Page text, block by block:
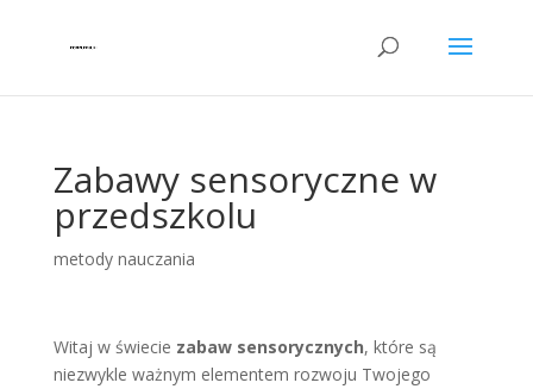
Zabawy sensoryczne w
przedszkolu
metody nauczania
Witaj w świecie zabaw sensorycznych, które są
niezwykle ważnym elementem rozwoju Twojego